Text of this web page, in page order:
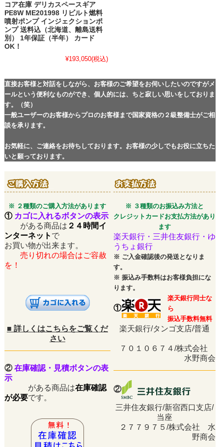
コア在庫 デリカスペースギア
PE8W ME201998 リビルト燃料
噴射ポンプ インジェクションポ
ンプ 送料込（北海道、離島送料
別） 1年保証（半年） カード
OK！
¥193,050(税込)
直接お客様と対話をしながら、お客様のご希望をお伺いしたいのですがメ
ールという便利なものができ、個人的には、ちと寂しい思いをしておりま
す。（笑）
一般ユーザーのお客様からプロのお客様まで国家資格の２級整備士がご相
談を承ります。
お気軽に、ご連絡をお待ちしております。お客様の少しでもお役に立ちた
いと願っております。
※ ２種類のご購入方法があります
※ ３種類のお振込み方法と
クレジットカードお支払方法があり
ます
① カゴに入れるボタンの表示
がある商品は ２４時間イ
ンターネット で
お買い物が出来ます。
売り切れの場合はご容赦
を！
楽天銀行・三井住友銀行・ゆ
うちょ銀行
※ ご入金確認後の発送となりま
す。
※ 振込み手数料はお客様負担にな
ります。
①
楽天銀行同士な
ら
振込手数料無料
■ 詳しくはこちらをご覧くだ
さい
楽天銀行/タンゴ支店/普通
７０１０６７４/株式会社
水野商会
②在庫確認・見積ボタンの表
示
がある商品は在庫確認
が必要です。
②
三井住友銀行/新宿西口支店/
当座
２７７９７５/株式会社 水
野商会